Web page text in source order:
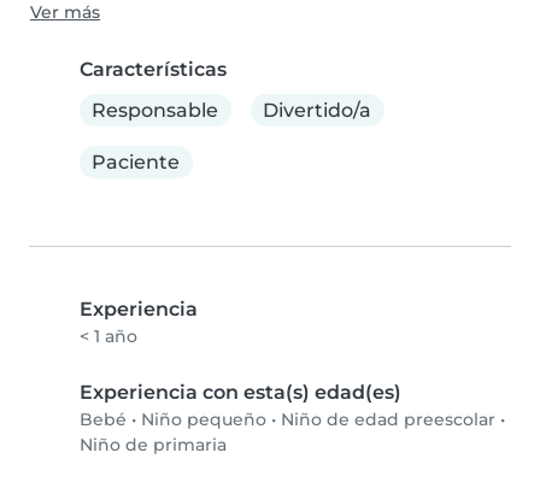
Ver más
Características
Responsable
Divertido/a
Paciente
Experiencia
< 1 año
Experiencia con esta(s) edad(es)
Bebé • Niño pequeño • Niño de edad preescolar •
Niño de primaria